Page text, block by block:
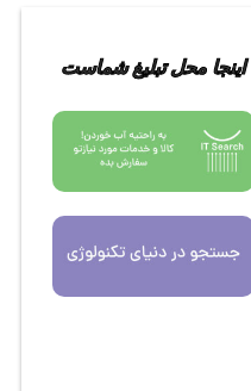
اینجا محل تبلیغ شماست